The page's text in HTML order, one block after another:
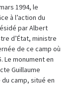
1994, le
à l’action du
par Albert
d’État, ministre
de ce camp où
Le monument en
Guillaume
camp, situé en